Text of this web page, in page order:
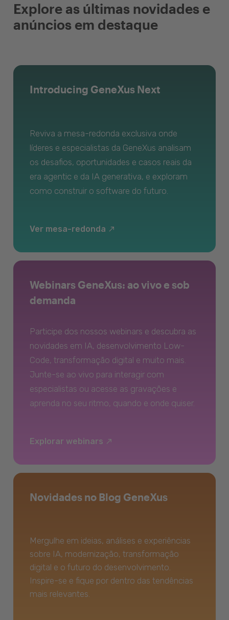
Explore as últimas novidades e
anúncios em destaque
Introducing GeneXus Next
Reviva a mesa-redonda exclusiva onde
líderes e especialistas da GeneXus analisam
os desafios, oportunidades e casos reais da
era agentic e da IA generativa, e exploram
como construir o software do futuro.
Ver mesa-redonda
Webinars GeneXus: ao vivo e sob
demanda
Participe dos nossos webinars e descubra as
novidades em IA, desenvolvimento Low-
Code, transformação digital e muito mais.
Junte-se ao vivo para interagir com
especialistas ou acesse as gravações e
aprenda no seu ritmo, quando e onde quiser.
Explorar webinars
Novidades no Blog GeneXus
Mergulhe em ideias, análises e experiências
sobre IA, modernização, transformação
digital e o futuro do desenvolvimento.
Inspire-se e fique por dentro das tendências
mais relevantes.